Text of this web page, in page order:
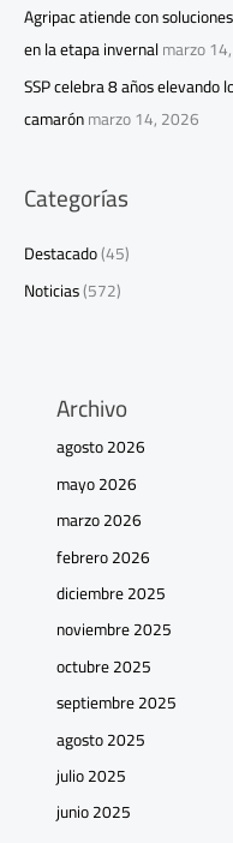
Agripac atiende con
en la etapa invernalmarzo
SSP celebra 8 años elevando
camarónmarzo 14, 2026
Categorías
Destacado(45)
Noticias(572)
Archivo
agosto 2026
mayo 2026
marzo 2026
febrero 2026
diciembre 2025
noviembre 2025
octubre 2025
septiembre 2025
agosto 2025
julio 2025
junio 2025